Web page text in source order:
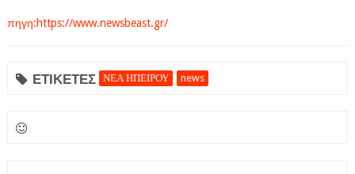
πηγη:https://www.newsbeast.gr/
ΕΤΙΚΕΤΕΣ ΝΕΑ ΗΠΕΙΡΟΥ news